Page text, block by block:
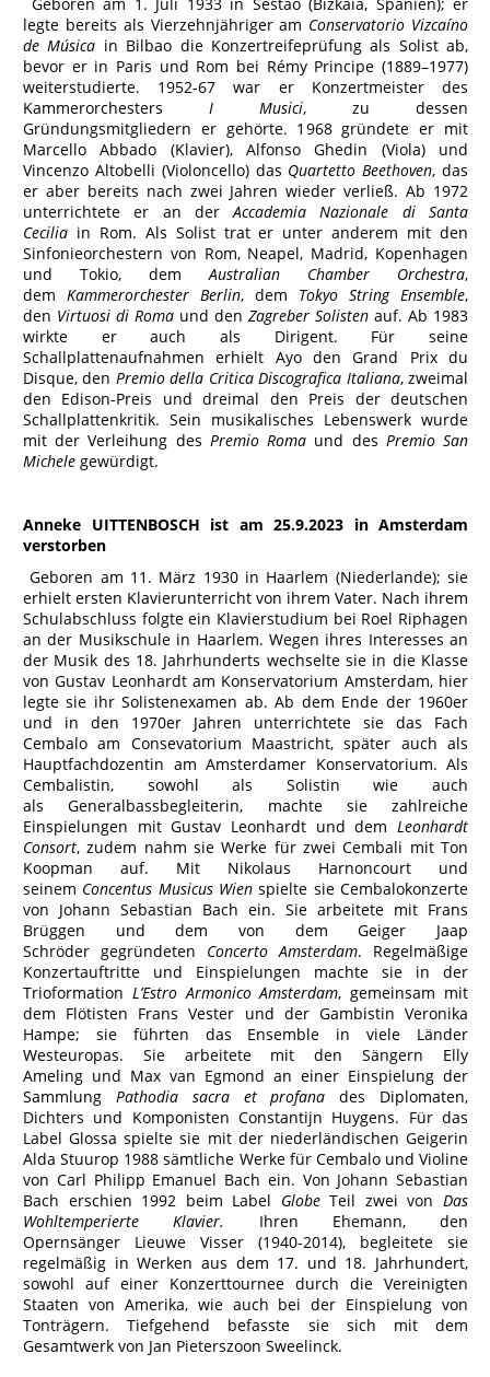
legte bereits als Vierzehnjähriger am Conservatorio Vizcaíno
de Música in Bilbao die Konzertreifeprüfung als Solist ab,
bevor er in Paris und Rom bei Rémy Principe (1889–1977)
weiterstudierte. 1952-67 war er Konzertmeister des
Kammerorchesters I Musici, zu dessen
Gründungsmitgliedern er gehörte. 1968 gründete er mit
Marcello Abbado (Klavier), Alfonso Ghedin (Viola) und
Vincenzo Altobelli (Violoncello) das Quartetto Beethoven, das
er aber bereits nach zwei Jahren wieder verließ. Ab 1972
unterrichtete er an derAccademia Nazionale di Santa
Cecilia in Rom. Als Solist trat er unter anderem mit den
Sinfonieorchestern von Rom, Neapel, Madrid, Kopenhagen
und Tokio, demAustralian Chamber Orchestra,
dem Kammerorchester Berlin, dem Tokyo String Ensemble,
den Virtuosi di Roma und den Zagreber Solisten auf. Ab 1983
wirkte er auch als Dirigent. Für seine
Schallplattenaufnahmen erhielt Ayo den Grand Prix du
Disque, den Premio della Critica Discografica Italiana, zweimal
den Edison-Preis und dreimal den Preis der deutschen
Schallplattenkritik. Sein musikalisches Lebenswerk wurde
mit der Verleihung des Premio Roma und des Premio San
Michele gewürdigt.
Anneke UITTENBOSCH ist am 25.9.2023 in Amsterdam
verstorben
Geboren am 11. März 1930 in Haarlem (Niederlande); sie
erhielt ersten Klavierunterricht von ihrem Vater. Nach ihrem
Schulabschluss folgte ein Klavierstudium bei Roel Riphagen
an der Musikschule in Haarlem. Wegen ihres Interesses an
der Musik des 18. Jahrhunderts wechselte sie in die Klasse
von Gustav Leonhardt am Konservatorium Amsterdam, hier
legte sie ihr Solistenexamen ab. Ab dem Ende der 1960er
und in den 1970er Jahren unterrichtete sie das Fach
Cembalo am Consevatorium Maastricht, später auch als
Hauptfachdozentin am Amsterdamer Konservatorium. Als
Cembalistin, sowohl als Solistin wie auch
als Generalbassbegleiterin, machte sie zahlreiche
Einspielungen mit Gustav Leonhardt und dem Leonhardt
Consort, zudem nahm sie Werke für zwei Cembali mit Ton
Koopman auf. Mit Nikolaus Harnoncourt und
seinem Concentus Musicus Wien spielte sie Cembalokonzerte
von Johann Sebastian Bach ein. Sie arbeitete mit Frans
Brüggen und dem von dem Geiger Jaap
Schröder gegründeten Concerto Amsterdam. Regelmäßige
Konzertauftritte und Einspielungen machte sie in der
Trioformation L’Estro Armonico Amsterdam, gemeinsam mit
dem Flötisten Frans Vester und der Gambistin Veronika
Hampe; sie führten das Ensemble in viele Länder
Westeuropas. Sie arbeitete mit den Sängern Elly
Ameling und Max van Egmond an einer Einspielung der
Sammlung Pathodia sacra et profana des Diplomaten,
Dichters und Komponisten Constantijn Huygens. Für das
Label Glossa spielte sie mit der niederländischen Geigerin
Alda Stuurop 1988 sämtliche Werke für Cembalo und Violine
von Carl Philipp Emanuel Bach ein. Von Johann Sebastian
Bach erschien 1992 beim Label GlobeTeil zwei vonDas
Wohltemperierte Klavier. Ihren Ehemann, den
Opernsänger Lieuwe Visser (1940-2014), begleitete sie
regelmäßig in Werken aus dem 17. und 18. Jahrhundert,
sowohl auf einer Konzerttournee durch die Vereinigten
Staaten von Amerika, wie auch bei der Einspielung von
Tonträgern. Tiefgehend befasste sie sich mit dem
Gesamtwerk von Jan Pieterszoon Sweelinck.